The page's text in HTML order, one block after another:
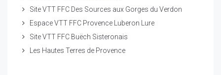
Site VTT FFC Des Sources aux Gorges du Verdon
Espace VTT FFC Provence Luberon Lure
Site VTT FFC Buëch Sisteronais
Les Hautes Terres de Provence